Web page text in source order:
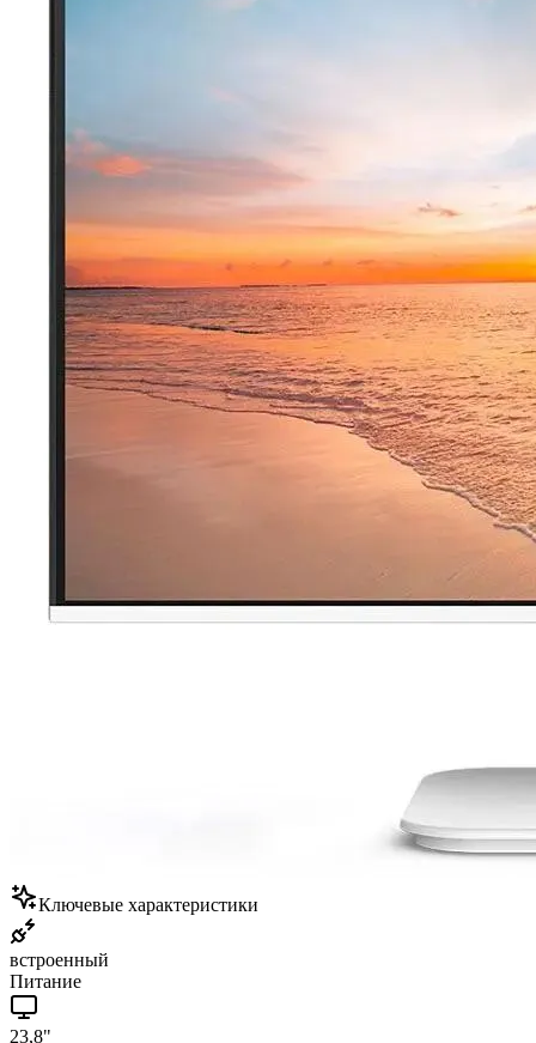
Ключевые характеристики
встроенный
Питание
23,8"